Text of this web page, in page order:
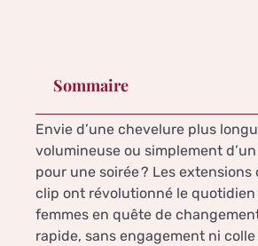
Sommaire
Envie d’une chevelure plus
volumineuse ou simplement
pour une soirée ? Les extensions
clip ont révolutionné le quotidien
femmes en quête de
rapide, sans engagement ni